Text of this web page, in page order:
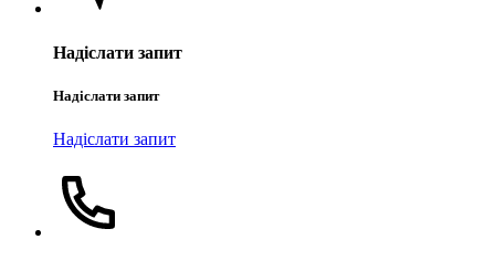
Надіслати запит
Надіслати запит
Надіслати запит